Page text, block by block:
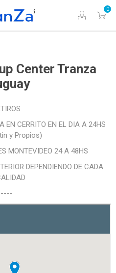
0
Center Tranza
EN CERRITO EN EL DIA A 24HS
y Propios)
MONTEVIDEO 24 A 48HS
DEPENDIENDO DE CADA
----